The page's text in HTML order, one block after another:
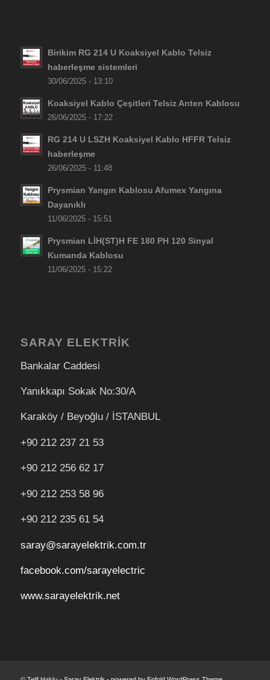
Birikim RG 214 U Koaksiyel Kablo Telsiz
haberleşme sistemleri
30/06/2025 - 13:10
Koaksiyel Kablo Çeşitleri Telsiz Anten Kablosu
26/06/2025 - 17:22
RG 214 U LSZH Koaksiyel Kablo HFFR Telsiz
haberleşme
26/06/2025 - 11:48
Prysmian Yangın Kablosu Afumex Yangına
Dayanıklı
11/06/2025 - 15:51
Prysmian LİH(ST)H FE 180 PH 120 Sinyal
Kumanda Kablosu
11/06/2025 - 15:22
SARAY ELEKTRİK
Bankalar Caddesi
Yanıkkapı Sokak No:30/A
Karaköy / Beyoğlu / İSTANBUL
+90 212 237 21 53
+90 212 256 62 17
+90 212 253 58 96
+90 212 235 61 54
saray@sarayelektrik.com.tr
facebook.com/sarayelectric
www.sarayelektrik.net